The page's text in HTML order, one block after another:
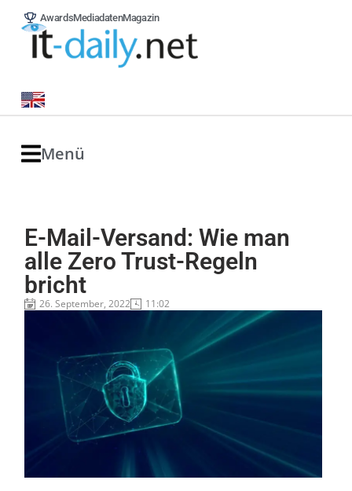
AwardsMediadatenMagazin
Menü
E-Mail-Versand: Wie man
alle Zero Trust-Regeln
bricht
26. September, 2022 11:02